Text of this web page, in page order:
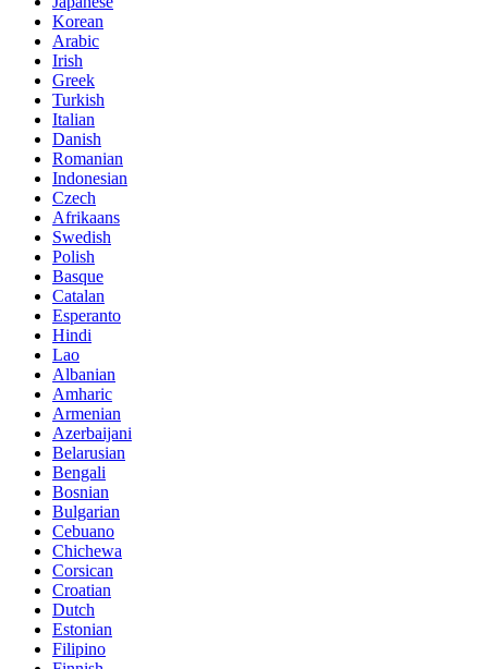
Korean
Arabic
Irish
Greek
Turkish
Italian
Danish
Romanian
Indonesian
Czech
Afrikaans
Swedish
Polish
Basque
Catalan
Esperanto
Hindi
Lao
Albanian
Amharic
Armenian
Azerbaijani
Belarusian
Bengali
Bosnian
Bulgarian
Cebuano
Chichewa
Corsican
Croatian
Dutch
Estonian
Filipino